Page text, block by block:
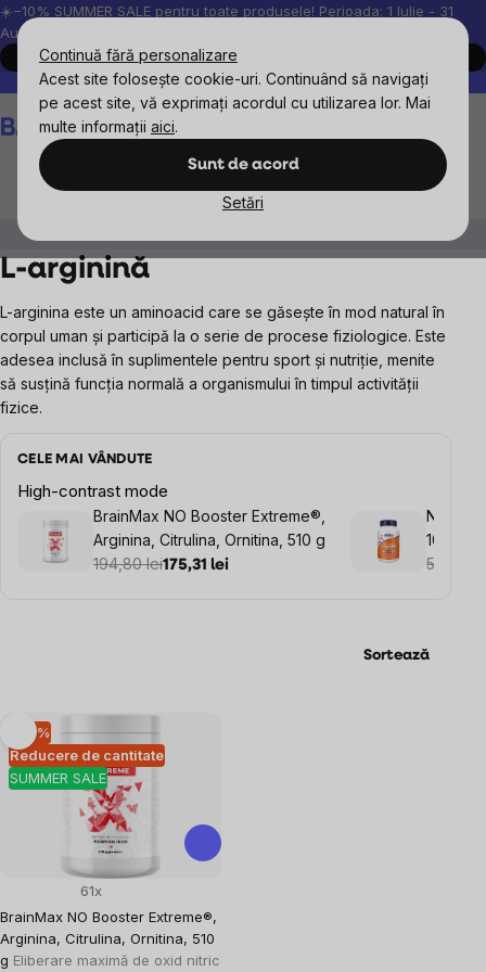
Continuă fără personalizare
Acest site folosește cookie-uri. Continuând să navigați
pe acest site, vă exprimați acordul cu utilizarea lor. Mai
multe informații aici.
Sunt de acord
Setări
Treci
la
conținut
☀️−10% SUMMER SALE pentru toate produsele! Perioada: 1 Iulie - 31
August, 2026.
Cumpără acum
Peste 200.000 de recenzii verificate
Produsele noastre sunt
Coş
de
L-arginină
L-arginina este un aminoacid care se găsește în mod natural în
corpul uman și participă la o serie de procese fiziologice. Este
adesea inclusă în suplimentele pentru sport și nutriție, menite
să susțină funcția normală a organismului în timpul activității
fizice.
CELE MAI VÂNDUTE
High-contrast mode
BrainMax NO Booster Extreme®,
Arginina, Citrulina, Ornitina, 510 g
194,80 lei175,31 lei
NOW
100
58,29
Sortează
Listă
produse
Reducere de cantitate
SUMMER SALE
–10 %
BrainMax NO Booster Extreme®,
Arginina, Citrulina, Ornitina, 510
g Eliberare maximă de oxid nitric
61x